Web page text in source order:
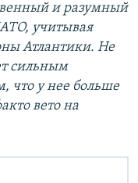
и разумный
учитывая
Атлантики. Не
сильным
что у нее больше
вето на